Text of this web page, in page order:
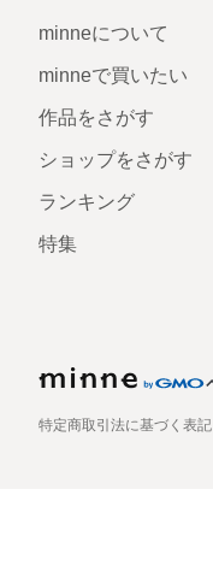
minneについて
minneで買いたい
作品をさがす
ショップをさがす
ランキング
特集
特定商取引法に基づく表記